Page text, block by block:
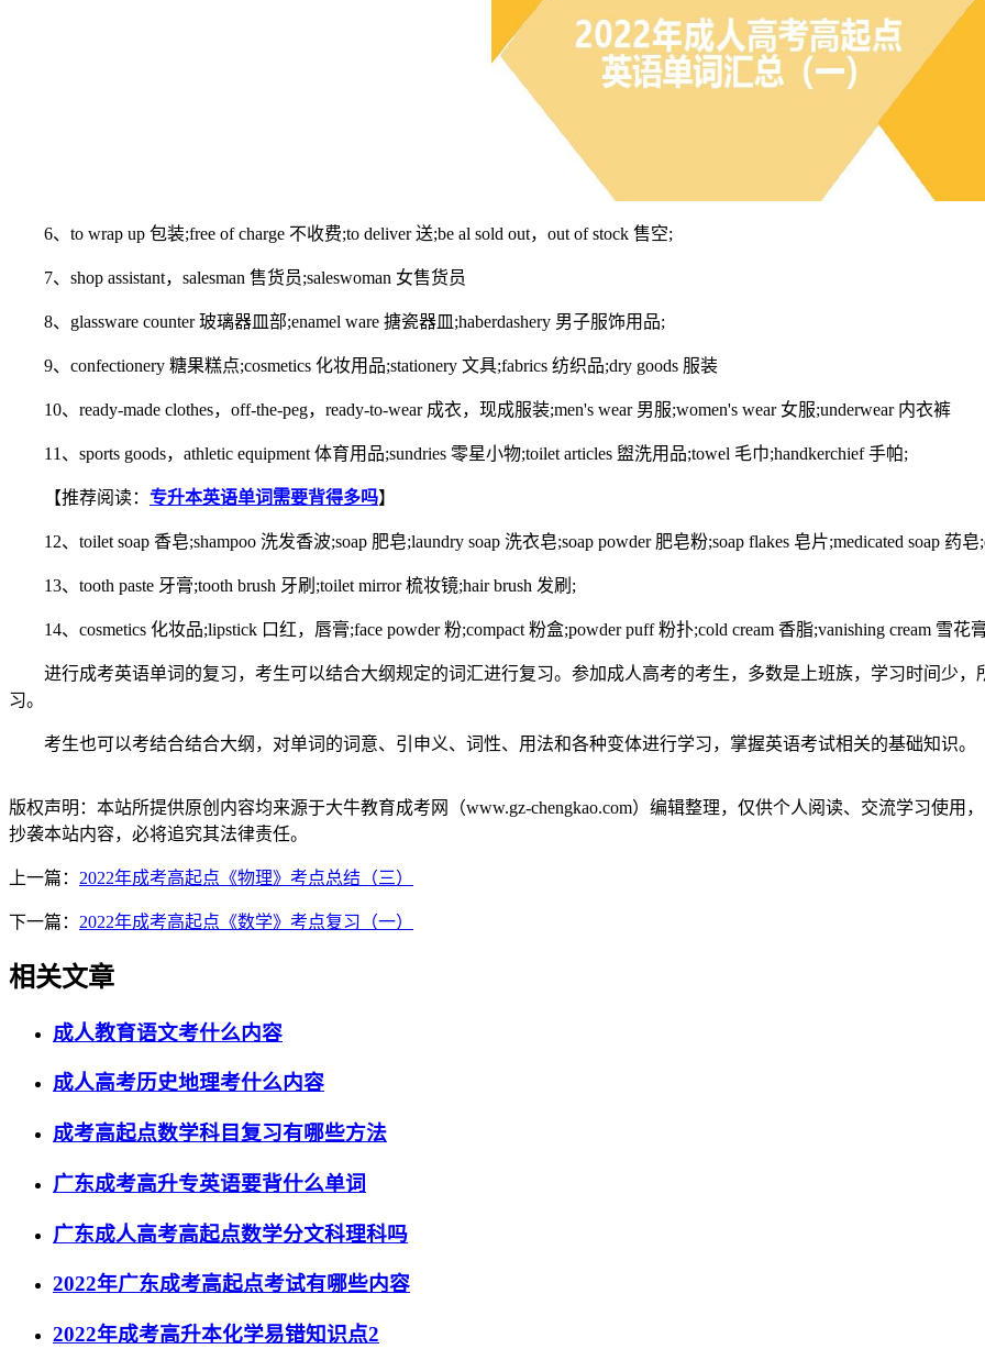
6、to wrap up 包装;free of charge 不收费;to deliver 送;be al sold out，out of stock 售空;
7、shop assistant，salesman 售货员;saleswoman 女售货员
8、glassware counter 玻璃器皿部;enamel ware 搪瓷器皿;haberdashery 男子服饰用品;
9、confectionery 糖果糕点;cosmetics 化妆用品;stationery 文具;fabrics 纺织品;dry goods 服装
10、ready-made clothes，off-the-peg，ready-to-wear 成衣，现成服装;men's wear 男服;women's wear 女服;underwear 内衣裤
11、sports goods，athletic equipment 体育用品;sundries 零星小物;toilet articles 盥洗用品;towel 毛巾;handkerchief 手帕;
【推荐阅读： 专升本英语单词需要背得多吗】
12、toilet soap 香皂;shampoo 洗发香波;soap 肥皂;laundry soap 洗衣皂;soap powder 肥皂粉;soap flakes 皂片;medicated soap 药皂
13、tooth paste 牙膏;tooth brush 牙刷;toilet mirror 梳妆镜;hair brush 发刷;
14、cosmetics 化妆品;lipstick 口红，唇膏;face powder 粉;compact 粉盒;powder puff 粉扑;cold cream 香脂;vanishing cream 雪花
进行成考英语单词的复习，考生可以结合大纲规定的词汇进行复习。参加成人高考的考生，多数是上班族，学习时间少，
习。
考生也可以考结合结合大纲，对单词的词意、引申义、词性、用法和各种变体进行学习，掌握英语考试相关的基础知识。
版权声明： 本站所提供原创内容均来源于大牛教育成考网（www.gz-chengkao.com）编辑整理，仅供个人阅读、交流学习使
抄袭本站内容，必将追究其法律责任。
上一篇： 2022年成考高起点《物理》考点总结（三）
下一篇： 2022年成考高起点《数学》考点复习（一）
相关文章
成人教育语文考什么内容
成人高考历史地理考什么内容
成考高起点数学科目复习有哪些方法
广东成考高升专英语要背什么单词
广东成人高考高起点数学分文科理科吗
2022年广东成考高起点考试有哪些内容
2022年成考高升本化学易错知识点2